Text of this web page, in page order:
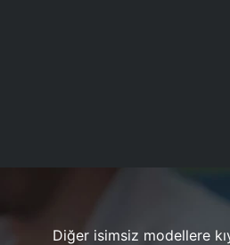
Diğer isimsiz modellere